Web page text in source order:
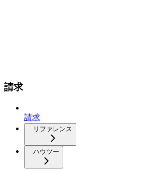
請求
請求
リファレンス
ハウツー